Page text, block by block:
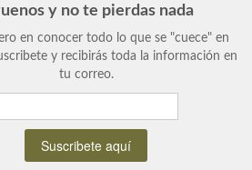
y rico!
que pecar y con estas ricas manzanas
rica este verano podemos cambiar la
siempre estoy buscando recetas
encuentras alguna que te gusta, solo tienes
y no te pierdas nada
en conocer todo lo que se "cuece" en
y recibirás toda la información en
tu correo.